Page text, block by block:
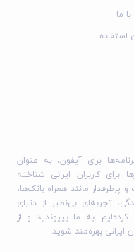
ما
استفاده
برای آیفون، به عنوان
کاربران ایرانی شناخته
مانند همراه بانک‌ها،
تجربه‌ای بی‌نظیر از دنیای
کرده‌ایم. به ما بپیوندید و از
ایرانی بهره‌مند شوید.